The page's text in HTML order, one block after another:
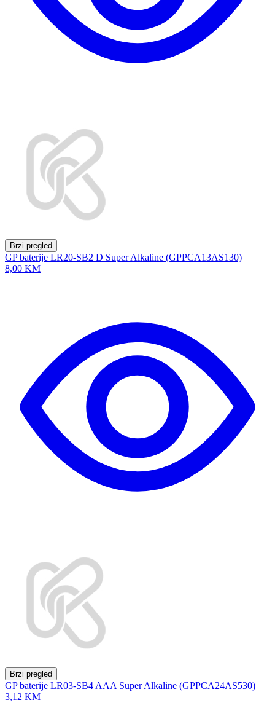
Brzi pregled
GP baterije LR20-SB2 D Super Alkaline (GPPCA13AS130)
8,00 KM
Brzi pregled
GP baterije LR03-SB4 AAA Super Alkaline (GPPCA24AS530)
3,12 KM